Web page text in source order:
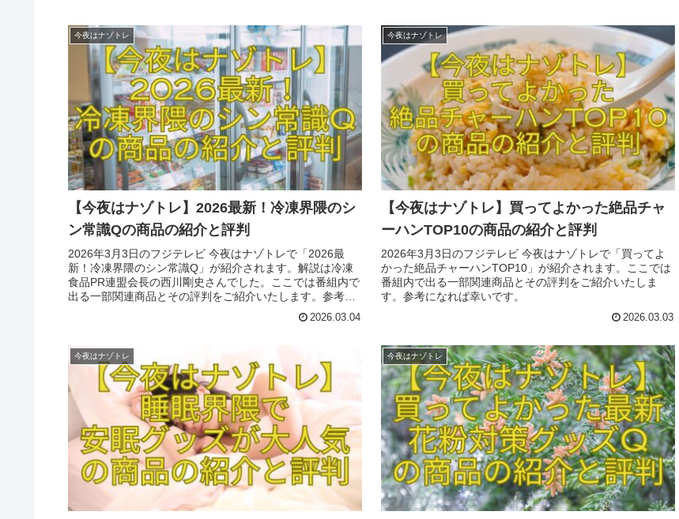
今夜はナゾトレ
【今夜はナゾトレ】2026最新！冷凍界隈のシ
ン常識Qの商品の紹介と評判
2026年3月3日のフジテレビ 今夜はナゾトレで「2026最
新！冷凍界隈のシン常識Q」が紹介されます。解説は冷凍
食品PR連盟会長の西川剛史さんでした。ここでは番組内で
出る一部関連商品とその評判をご紹介いたします。参考に
2026.03.04
今夜はナゾトレ
【今夜はナゾトレ】買ってよかった絶品チャ
ーハンTOP10の商品の紹介と評判
2026年3月3日のフジテレビ 今夜はナゾトレで「買ってよ
かった絶品チャーハンTOP10」が紹介されます。ここでは
番組内で出る一部関連商品とその評判をご紹介いたしま
す。参考になれば幸いです。
2026.03.03
今夜はナゾトレ 今夜はナゾトレ